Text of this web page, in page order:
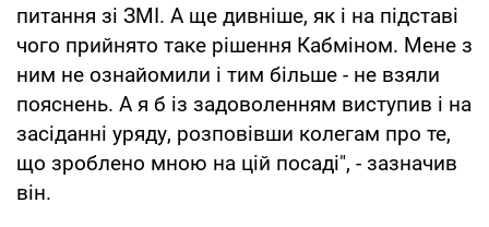
питання зі ЗМІ. А ще дивніше, як і на підставі
чого прийнято таке рішення Кабміном. Мене з
ним не ознайомили і тим більше - не взяли
пояснень. А я б із задоволенням виступив і на
засіданні уряду, розповівши колегам про те,
що зроблено мною на цій посаді", - зазначив
він.